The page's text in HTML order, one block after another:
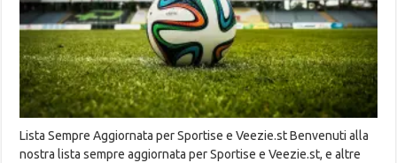
Lista Sempre Aggiornata per Sportise e Veezie.st Benvenuti alla
nostra lista sempre aggiornata per Sportise e Veezie.st, e altre